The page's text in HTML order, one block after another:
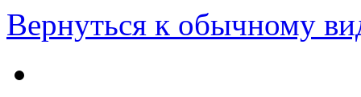
Вернуться к обычному